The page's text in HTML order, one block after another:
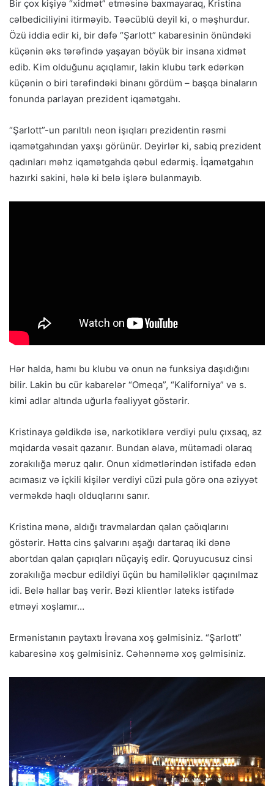
Bir çox kişiyə “xidmət” etməsinə baxmayaraq, Kristina
cəlbediciliyini itirməyib. Təəcüblü deyil ki, o məşhurdur.
Özü iddia edir ki, bir dəfə “Şarlott” kabaresinin önündəki
küçənin əks tərəfində yaşayan böyük bir insana xidmət
edib. Kim olduğunu açıqlamır, lakin klubu tərk edərkən
küçənin o biri tərəfindəki binanı gördüm – başqa binaların
fonunda parlayan prezident iqamətgahı.
“Şarlott”-un parıltılı neon işıqları prezidentin rəsmi
iqamətgahından yaxşı görünür. Deyirlər ki, sabiq prezident
qadınları məhz iqamətgahda qəbul edərmiş. İqamətgahın
hazırki sakini, hələ ki belə işlərə bulanmayıb.
Hər halda, hamı bu klubu və onun nə funksiya daşıdığını
bilir. Lakin bu cür kabarelər “Omeqa”, “Kaliforniya” və s.
kimi adlar altında uğurla fəaliyyət göstərir.
Kristinaya gəldikdə isə, narkotiklərə verdiyi pulu çıxsaq, az
mqidarda vəsait qazanır. Bundan əlavə, mütəmadi olaraq
zorakılığa məruz qalır. Onun xidmətlərindən istifadə edən
acımasız və içkili kişilər verdiyi cüzi pula görə ona əziyyət
verməkdə haqlı olduqlarını sanır.
Kristina mənə, aldığı travmalardan qalan çaöıqlarını
göstərir. Hətta cins şalvarını aşağı dartaraq iki dənə
abortdan qalan çapıqları nüçayiş edir. Qoruyucusuz cinsi
zorakılığa məcbur edildiyi üçün bu hamiləliklər qaçınılmaz
idi. Belə hallar baş verir. Bəzi klientlər lateks istifadə
etməyi xoşlamır…
Ermənistanın paytaxtı İrəvana xoş gəlmisiniz. “Şarlott”
kabaresinə xoş gəlmisiniz. Cəhənnəmə xoş gəlmisiniz.